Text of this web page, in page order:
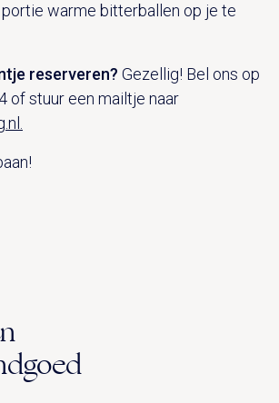
warme bitterballen op je te
reserveren? Gezellig! Bel ons op
of stuur een mailtje naar